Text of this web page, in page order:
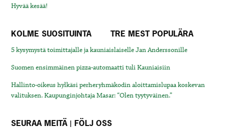
Hyvää kesää!
KOLME SUOSITUINTA TRE MEST POPULÄRA
5 kysymystä toimittajalle ja kauniaislaiselle Jan Anderssonille
Suomen ensimmäinen pizza-automaatti tuli Kauniaisiin
Hallinto-oikeus hylkäsi perheryhmäkodin aloittamislupaa koskevan
valituksen. Kaupunginjohtaja Masar: “Olen tyytyväinen.”
SEURAA MEITÄ | FÖLJ OSS